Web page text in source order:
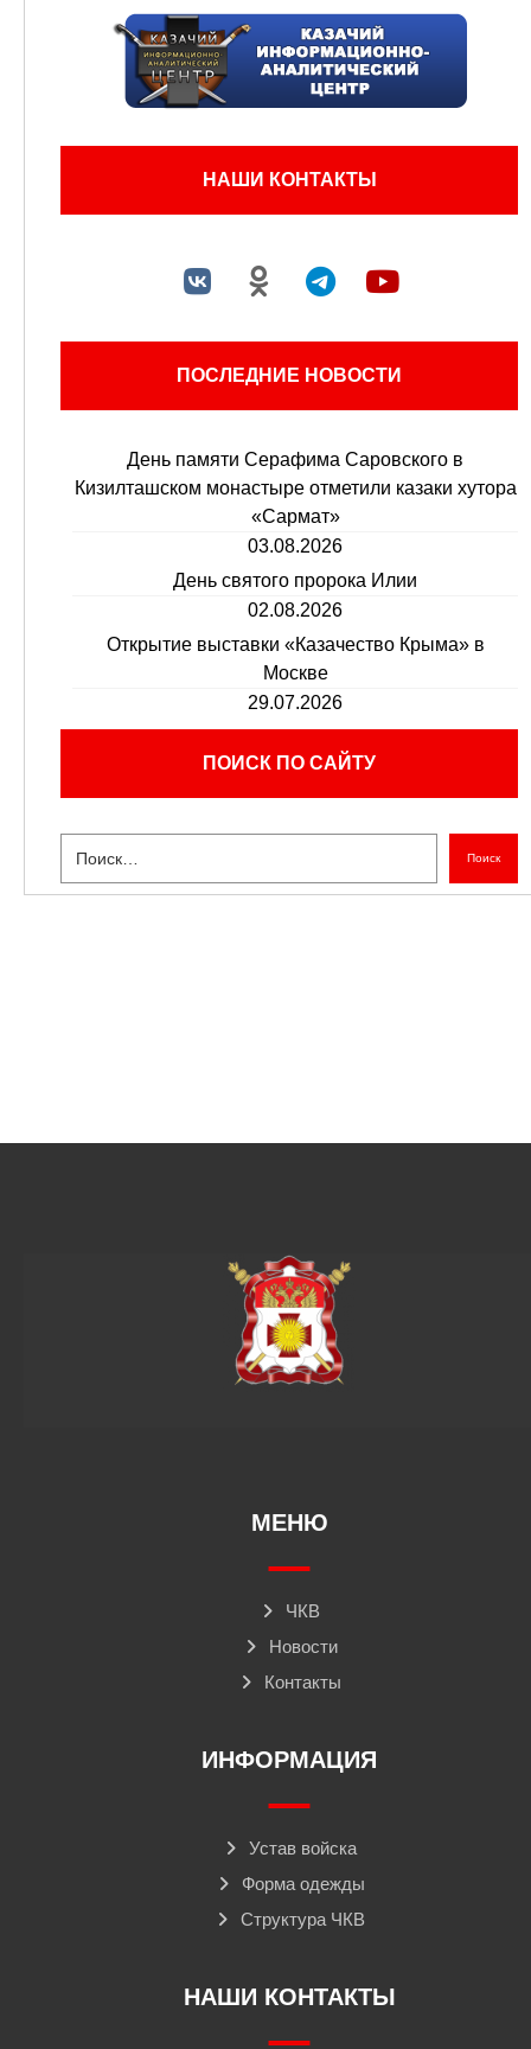
НАШИ КОНТАКТЫ
ПОСЛЕДНИЕ НОВОСТИ
День памяти Серафима Саровского в
Кизилташском монастыре отметили казаки хутора
«Сармат»
03.08.2026
День святого пророка Илии
02.08.2026
Открытие выставки «Казачество Крыма» в
Москве
29.07.2026
ПОИСК ПО САЙТУ
Поиск
МЕНЮ
ЧКВ
Новости
Контакты
ИНФОРМАЦИЯ
Устав войска
Форма одежды
Структура ЧКВ
НАШИ КОНТАКТЫ